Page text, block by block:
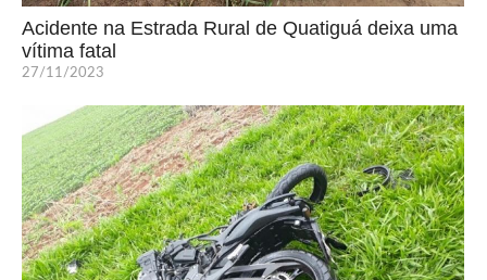
Acidente na Estrada Rural de Quatiguá deixa uma
vítima fatal
27/11/2023